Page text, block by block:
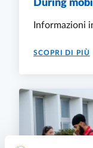
During
Informazioni
SCOPRI DI PIÙ